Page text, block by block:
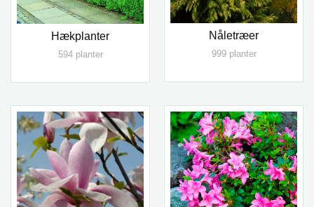
Hækplanter
594 planter
Nåletræer
999 planter